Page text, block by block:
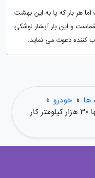
اما هر بار که پا به این بهشت
شماست و این بار آبشار لوشکی
کننده دعوت می نماید.
ها » خودرو »
قیمت عجیب پژو 405 خاص با تنها 30 هزار کیلومتر کار